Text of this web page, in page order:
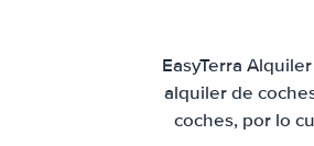
EasyTerra
alquiler de
coches, por lo